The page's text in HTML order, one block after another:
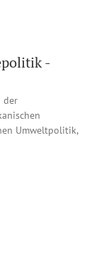
-
der
Umweltpolitik,